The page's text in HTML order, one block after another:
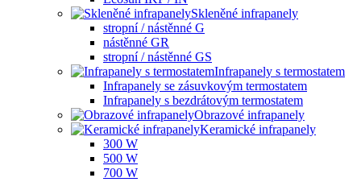
Skleněné infrapanely
stropní / nástěnné G
nástěnné GR
stropní / nástěnné GS
Infrapanely s termostatem
Infrapanely se zásuvkovým termostatem
Infrapanely s bezdrátovým termostatem
Obrazové infrapanely
Keramické infrapanely
300 W
500 W
700 W